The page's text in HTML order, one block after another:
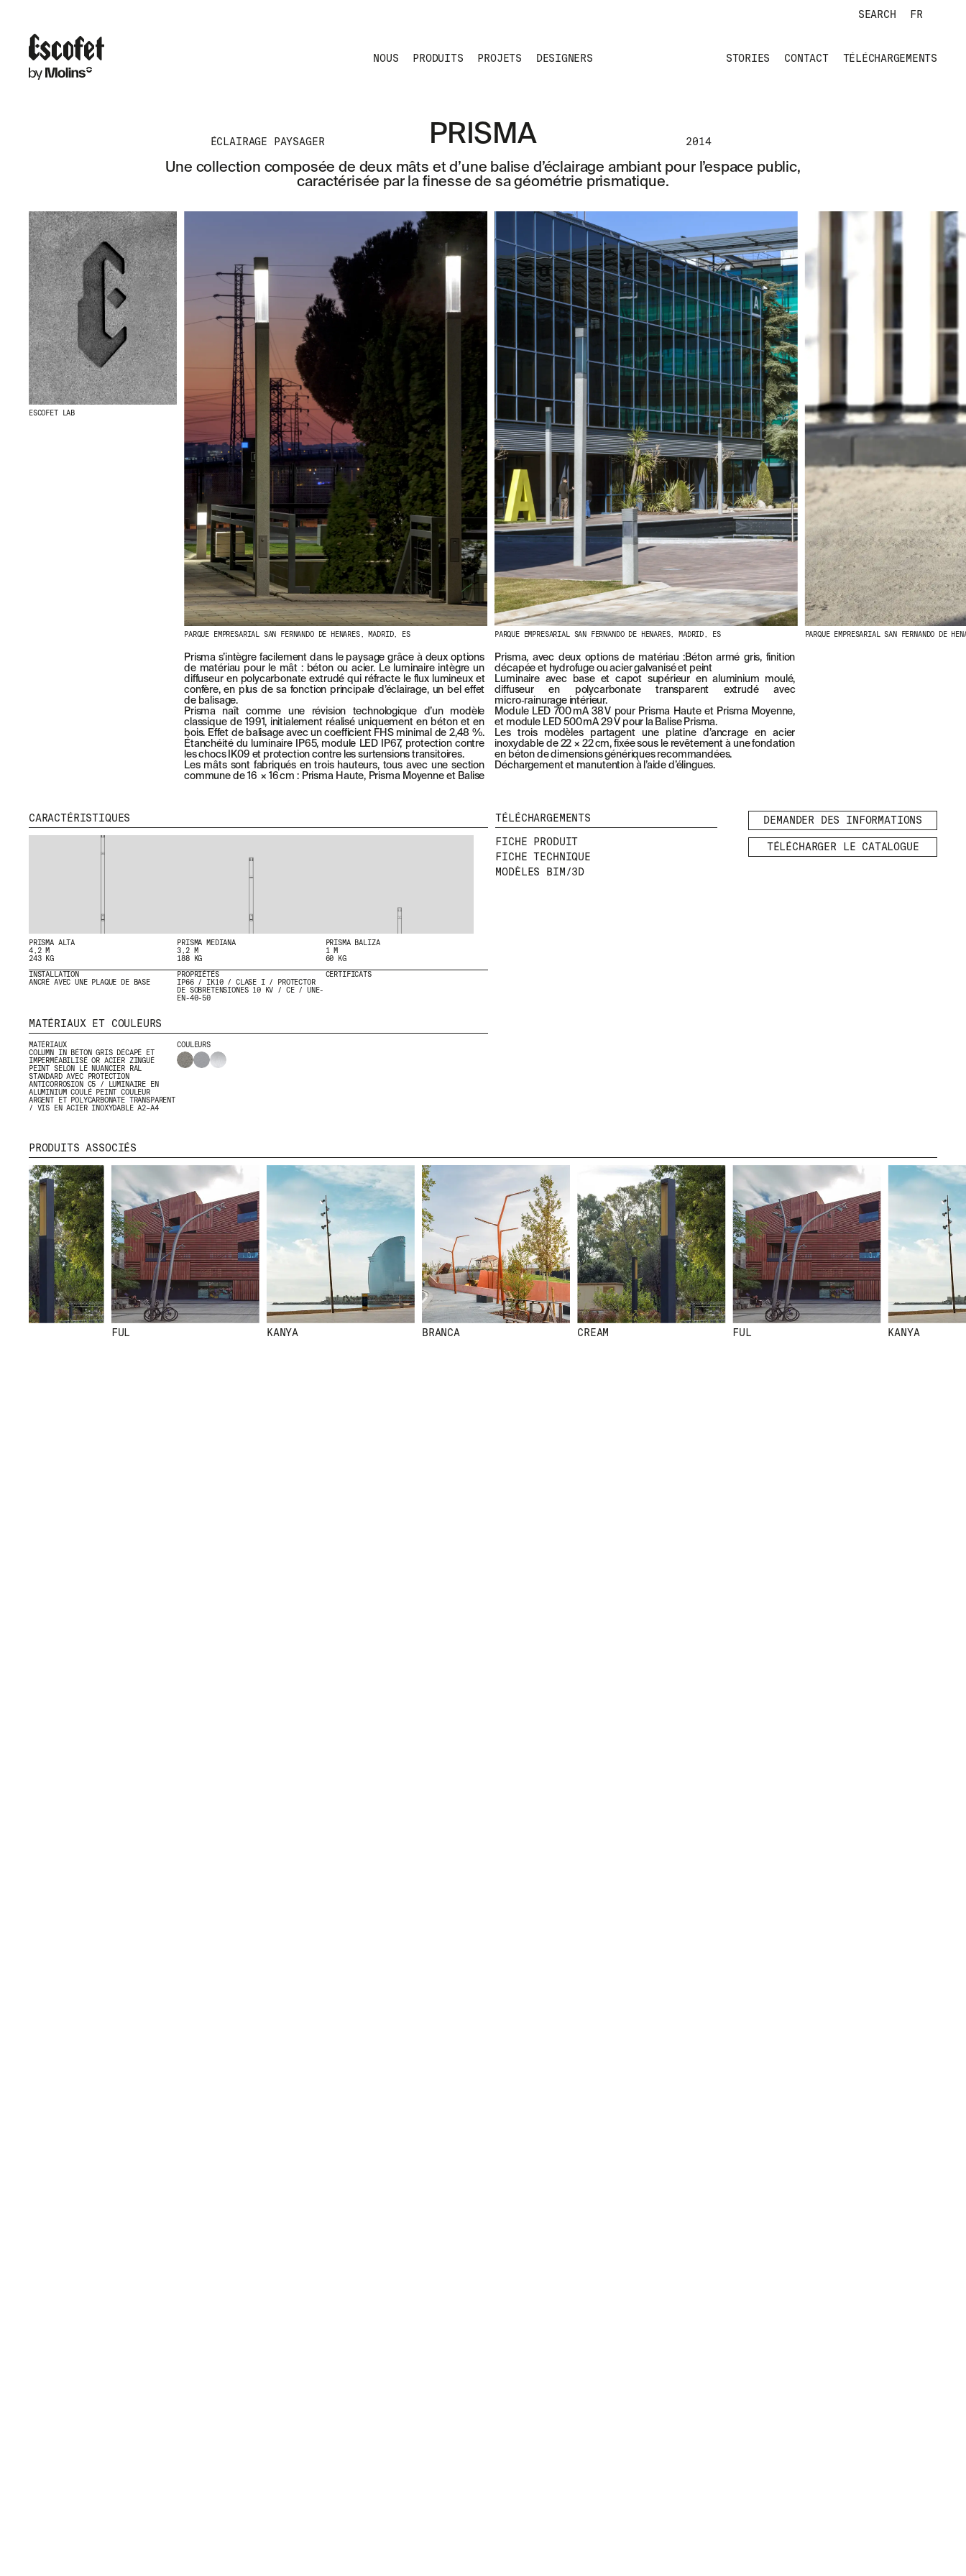
SEARCH FR
NOUS PRODUITS PROJETS DESIGNERS STORIES CONTACT TÉLÉCHARGEMENTS
ÉCLAIRAGE PAYSAGER PRISMA 2014
Une collection composée de deux mâts et d’une balise d’éclairage ambiant pour l’espace public,
caractérisée par la finesse de sa géométrie prismatique.
ESCOFET LAB
PARQUE EMPRESARIAL SAN FERNANDO DE HENARES, MADRID, ES PARQUE EMPRESARIAL SAN FERNANDO DE HENARES, MADRID, ES PARQUE EMPRESARIAL SAN FERNANDO DE
Prisma s’intègre facilement dans le paysage grâce à deux options
de matériau pour le mât : béton ou acier. Le luminaire intègre un
diffuseur en polycarbonate extrudé qui réfracte le flux lumineux et
confère, en plus de sa fonction principale d’éclairage, un bel effet
de balisage.
Prisma naît comme une révision technologique d’un modèle
classique de 1991, initialement réalisé uniquement en béton et en
bois. Effet de balisage avec un coefficient FHS minimal de 2,48 %.
Étanchéité du luminaire IP65, module LED IP67, protection contre
les chocs IK09 et protection contre les surtensions transitoires.
Les mâts sont fabriqués en trois hauteurs, tous avec une section
commune de 16 × 16 cm : Prisma Haute, Prisma Moyenne et Balise
Prisma, avec deux options de matériau :Béton armé gris, finition
décapée et hydrofuge ou acier galvanisé et peint
Luminaire avec base et capot supérieur en aluminium moulé,
diffuseur en polycarbonate transparent extrudé avec
micro‑rainurage intérieur.
Module LED 700 mA 38 V pour Prisma Haute et Prisma Moyenne,
et module LED 500 mA 29 V pour la Balise Prisma.
Les trois modèles partagent une platine d’ancrage en acier
inoxydable de 22 × 22 cm, fixée sous le revêtement à une fondation
en béton de dimensions génériques recommandées.
Déchargement et manutention à l’aide d’élingues.
CARACTÉRISTIQUES
PRISMA ALTA
4,2 M
243 KG
PRISMA MEDIANA
3,2 M
188 KG
PRISMA BALIZA
1 M
60 KG
INSTALLATION
ANCRÉ AVEC UNE PLAQUE DE BASE
PROPRIÉTÉS
IP66 / IK10 / CLASE I / PROTECTOR
DE SOBRETENSIONES 10 KV / CE / UNE-
EN-40-50
CERTIFICATS
MATÉRIAUX ET COULEURS
MATÉRIAUX
COLUMN IN BÉTON GRIS DÉCAPÉ ET
IMPERMÉABILISÉ OR ACIER ZINGUÉ
PEINT SELON LE NUANCIER RAL
STANDARD AVEC PROTECTION
ANTICORROSION C5 / LUMINAIRE EN
ALUMINIUM COULÉ PEINT COULEUR
ARGENT ET POLYCARBONATE TRANSPARENT
/ VIS EN ACIER INOXYDABLE A2–A4
COULEURS
TÉLÉCHARGEMENTS
FICHE PRODUIT
FICHE TECHNIQUE
MODÈLES BIM/3D
DEMANDER DES INFORMATIONS
TÉLÉCHARGER LE CATALOGUE
PRODUITS ASSOCIÉS
FUL KANYA BRANCA CREAM FUL KANYA
MENU
PROJETS
RRSS
FB
NEWSLETTER
N
L
CONFIDENTIALITÉ.
WE ARE MOLINS GO TO CORPORATE SITE
LÉGALES
POLITIQUE DE
COOKIES
CERTIFICATS